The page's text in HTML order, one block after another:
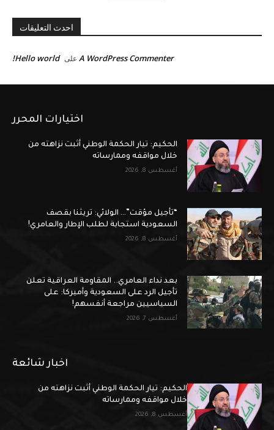
احدث التعليقات
A WordPress Commenter على Hello world!
اختيارات المحرر
الحكيم: تيار الحكمة الوطني أثبت نزاهته من
خلال مواقفه وممارساته
أغسطس 8, 2026
“تأجيل مؤقت”… الولائي: تريثنا بقصف
السعودية استجابة لطلب الإطار والعامري!
أغسطس 8, 2026
بعد نداء العامري.. المقاومة العراقية تعلن
تأجيل الرد على السعودية وأميركا: على
السياسيين مراجعة أنفسهم!
أغسطس 7, 2026
اخبار شائعة
الحكيم: تيار الحكمة الوطني أثبت نزاهته من
خلال مواقفه وممارساته
أغسطس 8, 2026